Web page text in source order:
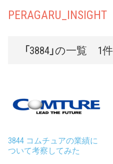
PERAGARU_INSIGHT
「3884」の一覧 1件
3844 コムチュアの業績に
ついて考察してみた